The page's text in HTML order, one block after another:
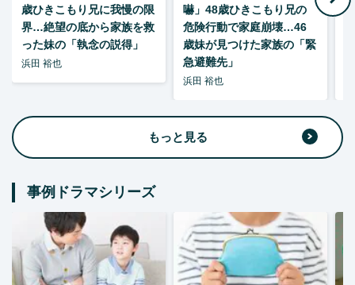
歳ひきこもり兄に我慢の限
界…絶望の底から家族を救
った妹の「執念の説得」
浜田 裕也
嚇」48歳ひきこもり兄の
危険行動で家庭崩壊…46
歳妹が見つけた家族の「緊
急避難先」
浜田 裕也
もっと見る
事例ドラマシリーズ